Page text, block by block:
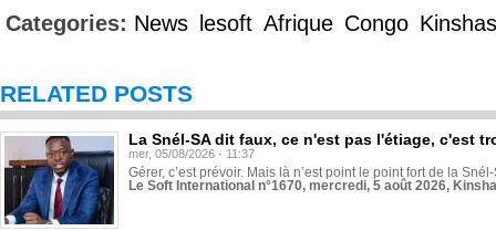
Categories: News lesoft Afrique Congo
RELATED POSTS
La Snél-SA dit faux, ce n'est pas l'étiage, c'est
mer, 05/08/2026 - 11:37
Gérer, c’est prévoir. Mais là n’est point le point fort de la
Le Soft International n°1670, mercredi, 5 août 2026,